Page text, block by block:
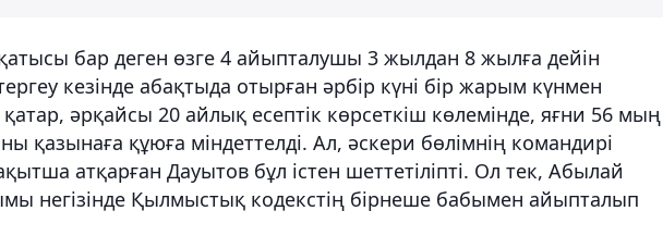
бар деген өзге 4 айыпталушы 3 жылдан 8 жылға дейін
кезінде абақтыда отырған әрбір күні бір жарым күнмен
әрқайсы 20 айлық есептік көрсеткіш көлемінде, яғни 56 мың
қазынаға құюға міндеттелді. Ал, әскери бөлімнің командирі
атқарған Дауытов бұл істен шеттетіліпті. Ол тек, Абылай
негізінде Қылмыстық кодекстің бірнеше бабымен айыпталып